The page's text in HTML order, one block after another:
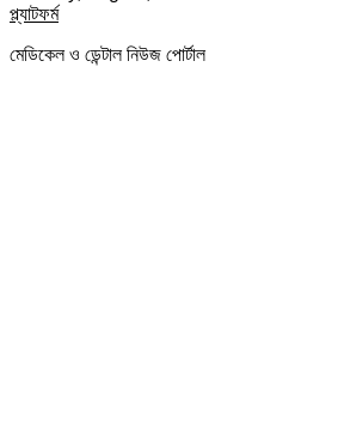
প্ল্যাটফর্ম
মেডিকেল ও ডেন্টাল নিউজ পোর্টাল